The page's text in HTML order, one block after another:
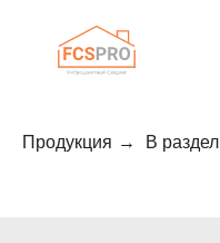
Продукция → В раздел